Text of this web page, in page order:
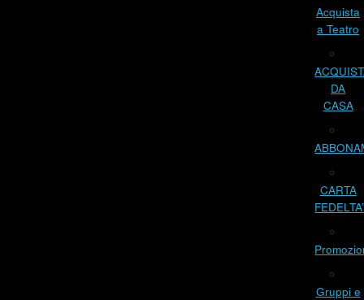
Acquista
a Teatro
DA
CASA
CARTA
FEDELTA’
Gruppi e